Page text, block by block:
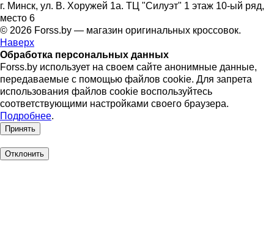
г. Минск, ул. В. Хоружей 1а. ТЦ "Силуэт" 1 этаж 10-ый ряд,
место 6
© 2026 Forss.by — магазин оригинальных кроссовок.
Наверх
Обработка персональных данных
Forss.by использует на своем сайте анонимные данные,
передаваемые с помощью файлов cookie. Для запрета
использования файлов cookie воспользуйтесь
соответствующими настройками своего браузера.
Подробнее.
Принять
Отклонить